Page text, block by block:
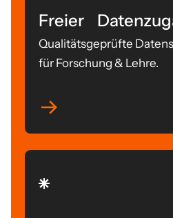
Freier
Qualitätsgeprüfte
für Forschung & Lehre.